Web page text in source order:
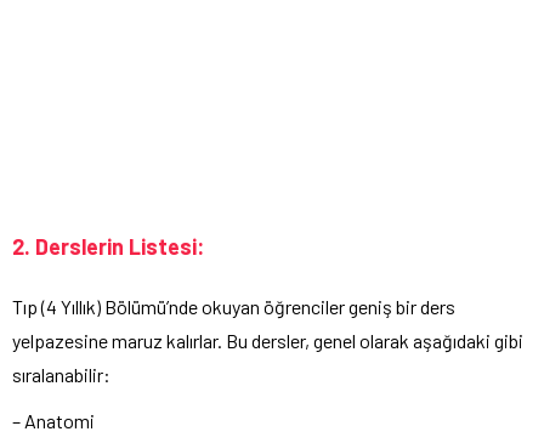
2. Derslerin Listesi:
Tıp (4 Yıllık) Bölümü’nde okuyan öğrenciler geniş bir ders
yelpazesine maruz kalırlar. Bu dersler, genel olarak aşağıdaki gibi
sıralanabilir:
– Anatomi